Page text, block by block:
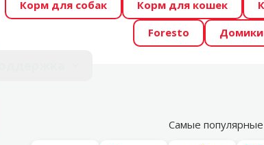
Весь месяц Dino Zoo предлагает
Фотоконкурс “GADA ŪSAIŅI”!
Корм для собак Корм для кошек
Foresto
Самые